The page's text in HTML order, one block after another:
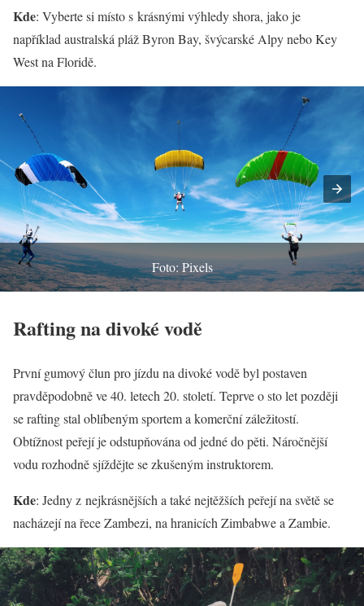
Kde: Vyberte si místo s krásnými výhledy shora, jako je
například australská pláž Byron Bay, švýcarské Alpy nebo Key
West na Floridě.
Foto: Pixels
Rafting na divoké vodě
První gumový člun pro jízdu na divoké vodě byl postaven
pravděpodobně ve 40. letech 20. století. Teprve o sto let později
se rafting stal oblíbeným sportem a komerční záležitostí.
Obtížnost peřejí je odstupňována od jedné do pěti. Náročnější
vodu rozhodně sjíždějte se zkušeným instruktorem.
Kde: Jedny z nejkrásnějších a také nejtěžších peřejí na světě se
nacházejí na řece Zambezi, na hranicích Zimbabwe a Zambie.